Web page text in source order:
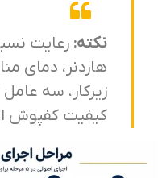
نکته: رعایت
هاردنر، دمای
زیرکار، سه
کیفیت کفپوش